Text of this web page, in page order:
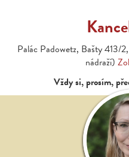
Palác Padowetz, Bašty
nádraží)
Vždy si, prosím,